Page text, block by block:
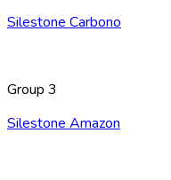
Silestone Carbono
Group 3
Silestone Amazon